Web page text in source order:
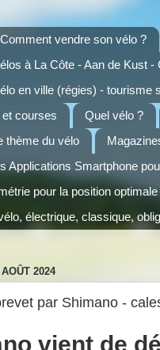
Comment vendre son vélo ?
à La Côte - Aan de Kust
en ville (régies) - tourisme
courses
Quel vélo ?
thème du vélo
Applications Smartphone
pour la position
électrique, classique,
2024
par Shimano -
vient de